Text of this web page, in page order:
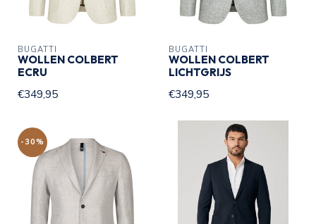
BUGATTI
WOLLEN COLBERT
ECRU
€349,95
BUGATTI
WOLLEN COLBERT
LICHTGRIJS
€349,95
-30%